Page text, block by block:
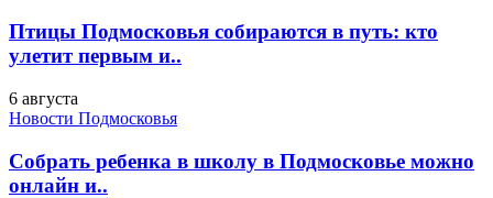
Птицы Подмосковья собираются в путь: кто
улетит первым и..
6 августа
Новости Подмосковья
Собрать ребенка в школу в Подмосковье можно
онлайн и..